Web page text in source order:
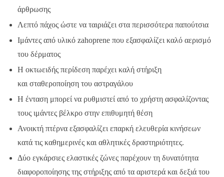
άρθρωσης
Λεπτό πάχος ώστε να ταιριάζει στα περισσότερα παπούτσια
Ιμάντες από υλικό zahoprene που εξασφαλίζει καλό αερισμό
του δέρματος
Η οκτωειδής περίδεση παρέχει καλή στήριξη
και σταθεροποίηση του αστραγάλου
Η ένταση μπορεί να ρυθμιστεί από το χρήστη ασφαλίζοντας
τους ιμάντες βέλκρο στην επιθυμητή θέση
Ανοικτή πτέρνα εξασφαλίζει επαρκή ελευθερία κινήσεων
κατά τις καθημερινές και αθλητικές δραστηριότητες.
Δύο εγκάρσιες ελαστικές ζώνες παρέχουν τη δυνατότητα
διαφοροποίησης της στήριξης από τα αριστερά και δεξιά του